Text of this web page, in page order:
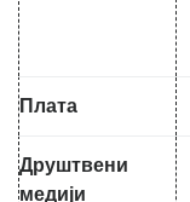
Плата
Друштвени
медији